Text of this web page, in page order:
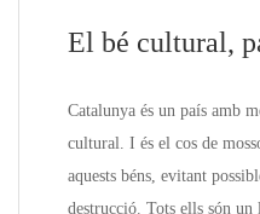
El bé cultural,
Catalunya és un país amb
cultural. I és el cos de
aquests béns, evitant
destrucció. Tots ells són